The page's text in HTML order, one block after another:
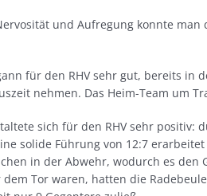
und Aufregung konnte
für den RHV sehr gut, bereits
nehmen. Das Heim-Team um
sich für den RHV sehr
solide Führung von 12:7
in der Abwehr, wodurch es den
dem Tor waren, hatten die